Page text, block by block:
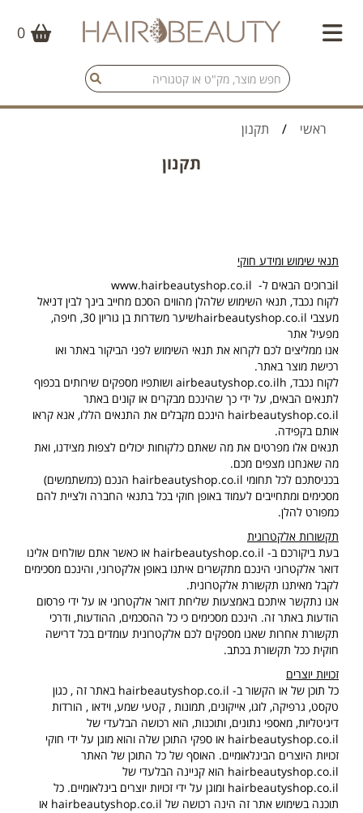
0
ראשי / תקנון
תקנון
תנאי שימוש ומידע חוקי
ilברוכים הבאים ל- www.hairbeautyshop.co.il
לקוח נכבד, תנאי השימוש שלהלן מהווים הסכם מחייב בינך לבין דניאל
מעצבי hairbeautyshop.co.il
שיער משדרות בן גוריון 30, חיפה,
מפעיל אתר
אנו ממליצים לכם לקרוא את תנאי השימוש לפני הביקור באתר ואו
רכישת מוצר באתר.
לקוח נכבד, h
airbeautyshop.co.il ושותפיו מספקים שירותים בכפוף
לתנאים הבאים, על ידי כך שהינכם מבקרים או קונים באתר
hairbeautyshop.co.il הינכם מקבלים את התנאים הללו, אנא קראו
אותם בקפידה.
תנאים אלו מפרטים את מה שאתם כלקוחות יכולים לצפות מצידנו, ואת
מה שאנחנו מצפים מכם.
בכניסתכם לכל תחומי hairbeautyshop.co.il הנכם (כמשתמשים)
מסכימים ומתחייבים לעמוד באופן חוקי בכל בתנאי החברה ולציית להם
כמפורט להלן.
תקשורות אלקטרונית
בעת ביקורכם ב- hairbeautyshop.co.il או כאשר אתם שולחים אלינו
דואר אלקטרוני הינכם מתקשרים איתנו באופן אלקטרוני, והינכם מסכימים
לקבל מאיתנו תקשורת אלקטרונית.
אנו נתקשר איתכם באמצעות שליחת דואר אלקטרוני או על ידי פרסום
הודעות באתר זה. הינכם מסכימים כי כל ההסכמים, ההודעות, ודרכי
תקשורת אחרות שאנו מספקים לכם אלקטרונית עומדים בכל דרישה
חוקית ככל תקשורת בכתב.
זכויות יוצרים
כל תוכן של או הקשור ב- hairbeautyshop.co.il באתר זה , כגון
טקסט, גרפיקה, לוגו, אייקונים, תמונות , קטעי שמע, וידאו , הורדות
דיגיטליות, מאספי נתונים, ותוכנות, הוא רכושה הבלעדי של
hairbeautyshop.co.il או ספקי התוכן שלה והוא מוגן על ידי חוקי
זכויות היוצרים הבינלאומיים. האוסף של כל התוכן של האתר
hairbeautyshop.co.il הוא קניינה הבלעדי של
hairbeautyshop.co.il ומוגן על ידי זכויות יוצרים בינלאומיים. כל
תוכנה בשימוש אתר זה הינה רכושה של hairbeautyshop.co.il או